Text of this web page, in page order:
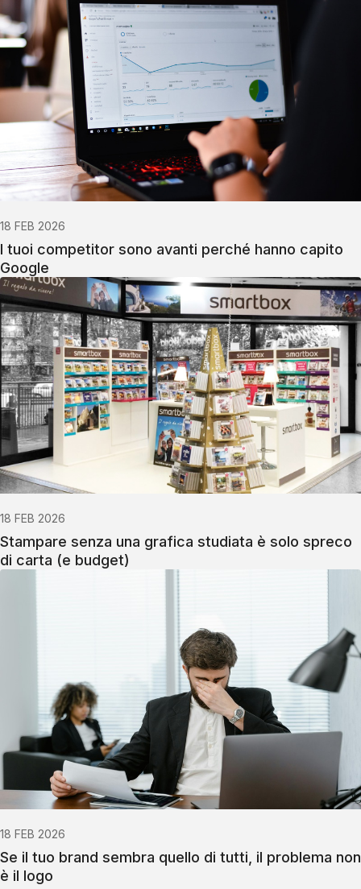
18 FEB 2026
I tuoi competitor sono avanti perché hanno capito
Google
18 FEB 2026
Stampare senza una grafica studiata è solo spreco
di carta (e budget)
18 FEB 2026
Se il tuo brand sembra quello di tutti, il problema non
è il logo